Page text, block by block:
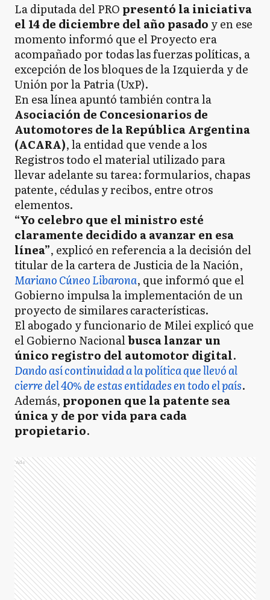
La diputada del PRO presentó la iniciativa
el 14 de diciembre del año pasado y en ese
momento informó que el Proyecto era
acompañado por todas las fuerzas políticas, a
excepción de los bloques de la Izquierda y de
Unión por la Patria (UxP).
En esa línea apuntó también contra la
Asociación de Concesionarios de
Automotores de la República Argentina
(ACARA), la entidad que vende a los
Registros todo el material utilizado para
llevar adelante su tarea: formularios, chapas
patente, cédulas y recibos, entre otros
elementos.
“Yo celebro que el ministro esté
claramente decidido a avanzar en esa
línea”, explicó en referencia a la decisión del
titular de la cartera de Justicia de la Nación,
Mariano Cúneo Libarona, que informó que el
Gobierno impulsa la implementación de un
proyecto de similares características.
El abogado y funcionario de Milei explicó que
el Gobierno Nacionalbusca lanzar un
único registro del automotor digital.
Dando así continuidad a la política que llevó al
cierre del 40% de estas entidades en todo el país.
Además, proponen que la patente sea
única y de por vida para cada
propietario.
Ads